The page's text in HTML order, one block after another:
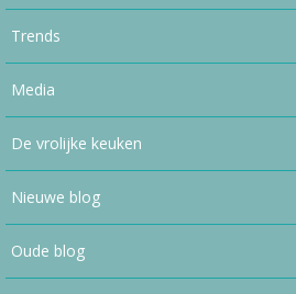
Trends
Media
De vrolijke keuken
Nieuwe blog
Oude blog